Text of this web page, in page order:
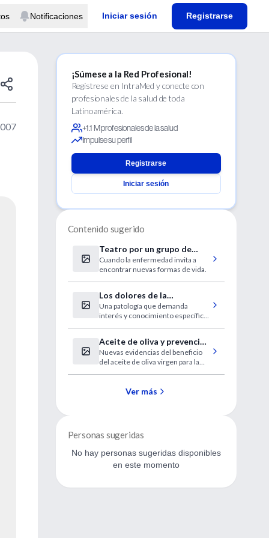
Notificaciones Iniciar sesión Registrarse
¡Súmese a la Red Profesional!
Regístrese en IntraMed y conecte con
profesionales de la salud de toda
Latinoamérica.
+1.1 M profesionales de la salud
Impulse su perfil
Registrarse
Iniciar sesión
Contenido sugerido
Teatro por un grupo de
pacientes hemofílicos
Cuando la enfermedad invita a
encontrar nuevas formas de vida.
Los dolores de la
fibromialgia se localizan en
18 puntos clave
Una patología que demanda
interés y conocimiento específico
Aceite de oliva y prevención
cardiovascular
Nuevas evidencias del beneficio
del aceite de oliva virgen para la
Ver más
Personas sugeridas
No hay personas sugeridas disponibles
en este momento